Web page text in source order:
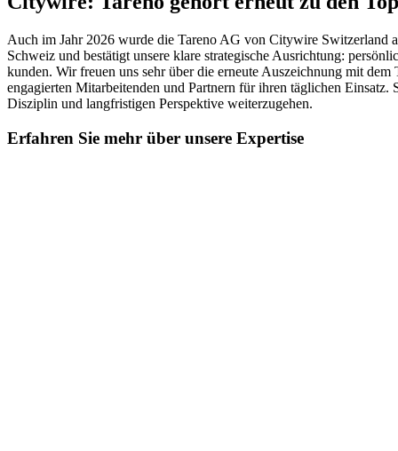
Auch im Jahr 2026 wurde die Tareno AG von Citywire Switz­er­land
Schweiz und bestä­tigt unsere klare strate­gi­sche Ausrich­tung:
kunden. Wir freuen uns sehr über die erneute Auszeich­nung mit
engagierten Mitar­bei­tenden und Partnern für ihren tägli­chen
Diszi­plin und langfri­stigen Perspek­tive weiter­zu­gehen.
Erfahren Sie mehr über unsere Exper­tise